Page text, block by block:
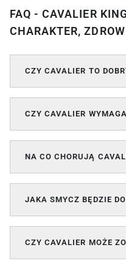
FAQ - CAVALIER
CHARAKTER,
CZY CAVALIER TO
CZY CAVALIER
NA CO CHORUJĄ
JAKA SMYCZ BĘDZIE
CZY CAVALIER MOŻE